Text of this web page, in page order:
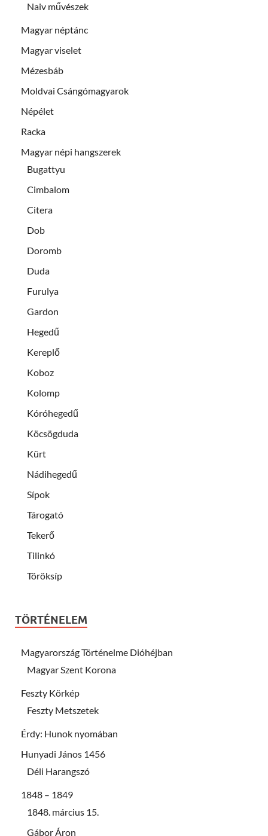
Naiv művészek
Magyar néptánc
Magyar viselet
Mézesbáb
Moldvai Csángómagyarok
Népélet
Racka
Magyar népi hangszerek
Bugattyu
Cimbalom
Citera
Dob
Doromb
Duda
Furulya
Gardon
Hegedű
Kereplő
Koboz
Kolomp
Kóróhegedű
Köcsögduda
Kürt
Nádihegedű
Sípok
Tárogató
Tekerő
Tilinkó
Töröksíp
TÖRTÉNELEM
Magyarország Történelme Dióhéjban
Magyar Szent Korona
Feszty Körkép
Feszty Metszetek
Érdy: Hunok nyomában
Hunyadi János 1456
Déli Harangszó
1848 – 1849
1848. március 15.
Gábor Áron